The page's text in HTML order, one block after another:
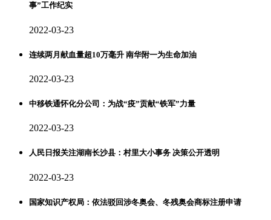
事”工作纪实
2022-03-23
连续两月献血量超10万毫升 南华附一为生命加油
2022-03-23
中移铁通怀化分公司：为战“疫”贡献“铁军”力量
2022-03-23
人民日报关注湖南长沙县：村里大小事务 决策公开透明
2022-03-23
国家知识产权局：依法驳回涉冬奥会、冬残奥会商标注册申请